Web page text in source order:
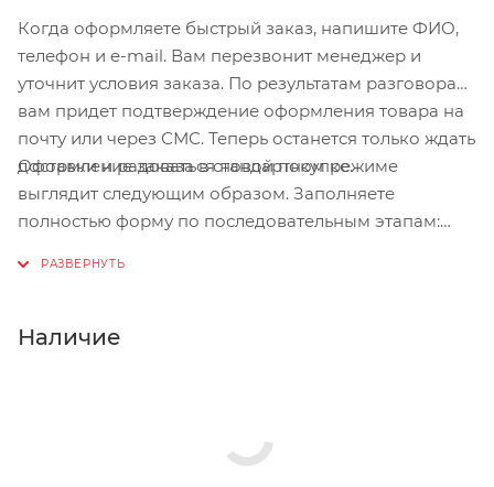
Когда оформляете быстрый заказ, напишите ФИО,
телефон и e-mail. Вам перезвонит менеджер и
уточнит условия заказа. По результатам разговора
вам придет подтверждение оформления товара на
почту или через СМС. Теперь останется только ждать
доставки и радоваться новой покупке.
Оформление заказа в стандартном режиме
выглядит следующим образом. Заполняете
полностью форму по последовательным этапам:
Нажмите кнопку «Оформить заказ».
Наличие